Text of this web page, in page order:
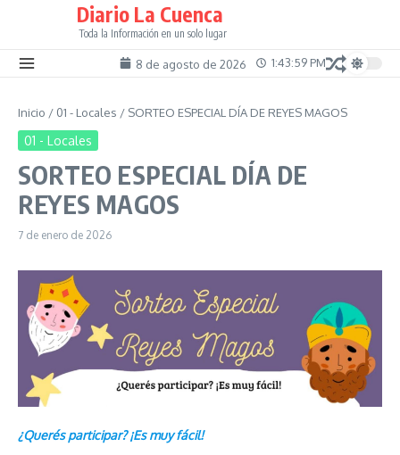
Diario La Cuenca
Toda la Información en un solo lugar
8 de agosto de 2026 1:43:59 PM
Inicio / 01 - Locales / SORTEO ESPECIAL DÍA DE REYES MAGOS
01 - Locales
SORTEO ESPECIAL DÍA DE
REYES MAGOS
7 de enero de 2026
¿Querés participar? ¡Es muy fácil!